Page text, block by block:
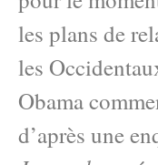
les plans de
les
Obama
d’après une